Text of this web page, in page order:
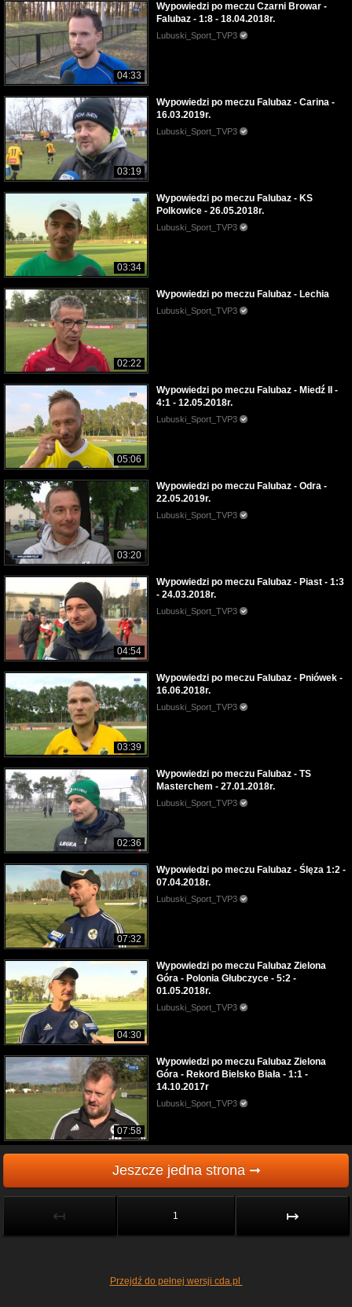
04:33
Wypowiedzi po meczu Czarni Browar -
Falubaz - 1:8 - 18.04.2018r.
Lubuski_Sport_TVP3
03:19
Wypowiedzi po meczu Falubaz - Carina -
16.03.2019r.
Lubuski_Sport_TVP3
03:34
Wypowiedzi po meczu Falubaz - KS
Polkowice - 26.05.2018r.
Lubuski_Sport_TVP3
02:22
Wypowiedzi po meczu Falubaz - Lechia
Lubuski_Sport_TVP3
05:06
Wypowiedzi po meczu Falubaz - Miedź II -
4:1 - 12.05.2018r.
Lubuski_Sport_TVP3
03:20
Wypowiedzi po meczu Falubaz - Odra -
22.05.2019r.
Lubuski_Sport_TVP3
04:54
Wypowiedzi po meczu Falubaz - Piast - 1:3
- 24.03.2018r.
Lubuski_Sport_TVP3
03:39
Wypowiedzi po meczu Falubaz - Pniówek -
16.06.2018r.
Lubuski_Sport_TVP3
02:36
Wypowiedzi po meczu Falubaz - TS
Masterchem - 27.01.2018r.
Lubuski_Sport_TVP3
07:32
Wypowiedzi po meczu Falubaz - Ślęza 1:2 -
07.04.2018r.
Lubuski_Sport_TVP3
04:30
Wypowiedzi po meczu Falubaz Zielona
Góra - Polonia Głubczyce - 5:2 -
01.05.2018r.
Lubuski_Sport_TVP3
07:58
Wypowiedzi po meczu Falubaz Zielona
Góra - Rekord Bielsko Biała - 1:1 -
14.10.2017r
Lubuski_Sport_TVP3
Jeszcze jedna strona ➞
↤ 1 ↦
Przejdź do pełnej wersji cda.pl